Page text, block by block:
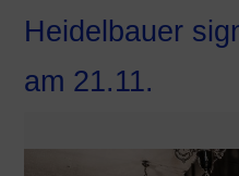
Heidelbauer
am 21.11.